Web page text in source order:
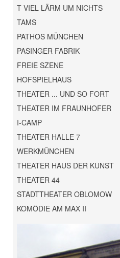
T VIEL LÄRM UM NICHTS
TAMS
PATHOS MÜNCHEN
PASINGER FABRIK
FREIE SZENE
HOFSPIELHAUS
THEATER ... UND SO FORT
THEATER IM FRAUNHOFER
I-CAMP
THEATER HALLE 7
WERKMÜNCHEN
THEATER HAUS DER KUNST
THEATER 44
STADTTHEATER OBLOMOW
KOMÖDIE AM MAX II